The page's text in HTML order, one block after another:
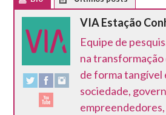
VIA Estação
Equipe de
na
de forma tangível
sociedade,